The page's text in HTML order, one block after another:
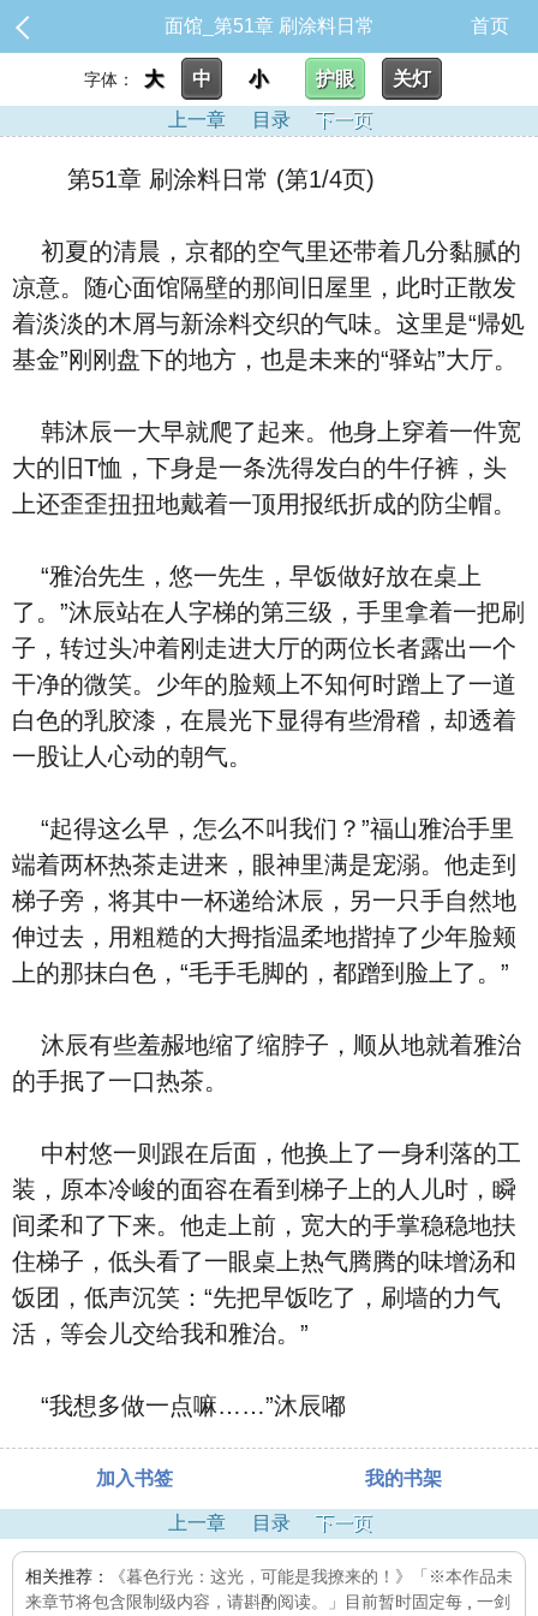
面馆_第51章 刷涂料日常 首页
字体： 大 中 小 护眼
关灯
上一章
目录 下一页
第51章 刷涂料日常 (第1/4页)
初夏的清晨，京都的空气里还带着几分黏腻的
凉意。随心面馆隔壁的那间旧屋里，此时正散发
着淡淡的木屑与新涂料交织的气味。这里是“帰処
基金”刚刚盘下的地方，也是未来的“驿站”大厅。
韩沐辰一大早就爬了起来。他身上穿着一件宽
大的旧T恤，下身是一条洗得发白的牛仔裤，头
上还歪歪扭扭地戴着一顶用报纸折成的防尘帽。
“雅治先生，悠一先生，早饭做好放在桌上
了。”沐辰站在人字梯的第三级，手里拿着一把刷
子，转过头冲着刚走进大厅的两位长者露出一个
干净的微笑。少年的脸颊上不知何时蹭上了一道
白色的乳胶漆，在晨光下显得有些滑稽，却透着
一股让人心动的朝气。
“起得这么早，怎么不叫我们？”福山雅治手里
端着两杯热茶走进来，眼神里满是宠溺。他走到
梯子旁，将其中一杯递给沐辰，另一只手自然地
伸过去，用粗糙的大拇指温柔地揩掉了少年脸颊
上的那抹白色，“毛手毛脚的，都蹭到脸上了。”
沐辰有些羞赧地缩了缩脖子，顺从地就着雅治
的手抿了一口热茶。
中村悠一则跟在后面，他换上了一身利落的工
装，原本冷峻的面容在看到梯子上的人儿时，瞬
间柔和了下来。他走上前，宽大的手掌稳稳地扶
住梯子，低头看了一眼桌上热气腾腾的味增汤和
饭团，低声沉笑：“先把早饭吃了，刷墙的力气
活，等会儿交给我和雅治。”
“我想多做一点嘛……”沐辰嘟
加入书签 我的书架
上一章 目录 下一页
相关推荐：
《暮色行光：这光，可能是我撩来的！》「※本作品未
来章节将包含限制级内容，请斟酌阅读。」目前暂时固定每
一剑